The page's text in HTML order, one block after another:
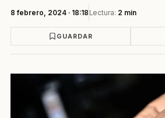
8 febrero, 2024 · 18:18 Lectura: 2 min
GUARDAR